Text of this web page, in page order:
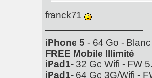
franck71
iPhone 5 - 64 Go -
FREE Mobile Illimité
iPad1- 32 Go Wifi - FW
iPad1- 64 Go 3G/Wifi -